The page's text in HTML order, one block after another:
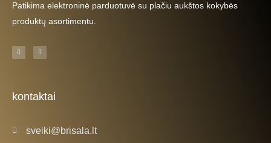
Patikima elektroninė parduotuvė su plačiu aukštos kokybės
produktų asortimentu.
F
a
c
-
f
I
n
s
m
kontaktai
sveiki@brisala.lt